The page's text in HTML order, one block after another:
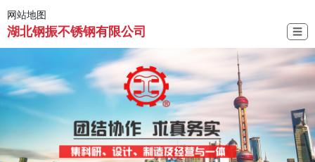
网站地图
湖北钢振不锈钢有限公司 ☰